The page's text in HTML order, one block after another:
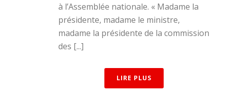
à l’Assemblée nationale. « Madame la
présidente, madame le ministre,
madame la présidente de la commission
des [...]
LIRE PLUS